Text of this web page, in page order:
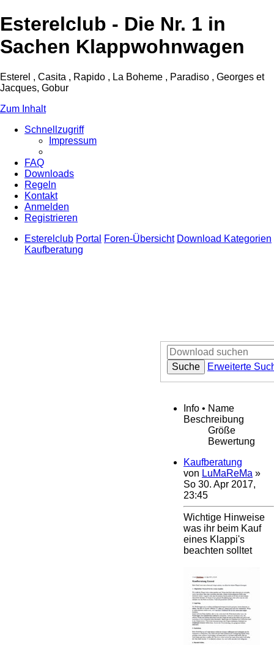
Esterelclub - Die Nr. 1 in
Sachen Klappwohnwagen
Esterel , Casita , Rapido , La Boheme , Paradiso , Georges et
Jacques, Gobur
Zum Inhalt
Schnellzugriff
Impressum
FAQ
Downloads
Regeln
Kontakt
Anmelden
Registrieren
Esterelclub Portal Foren-Übersicht Download Kategorien
Kaufberatung
Suche Erweiterte
Info • Name
Beschreibung
Größe
Bewertung
Kaufberatung
von LuMaReMa »
So 30. Apr 2017,
23:45
Wichtige Hinweise
was ihr beim Kauf
eines Klappi's
beachten solltet